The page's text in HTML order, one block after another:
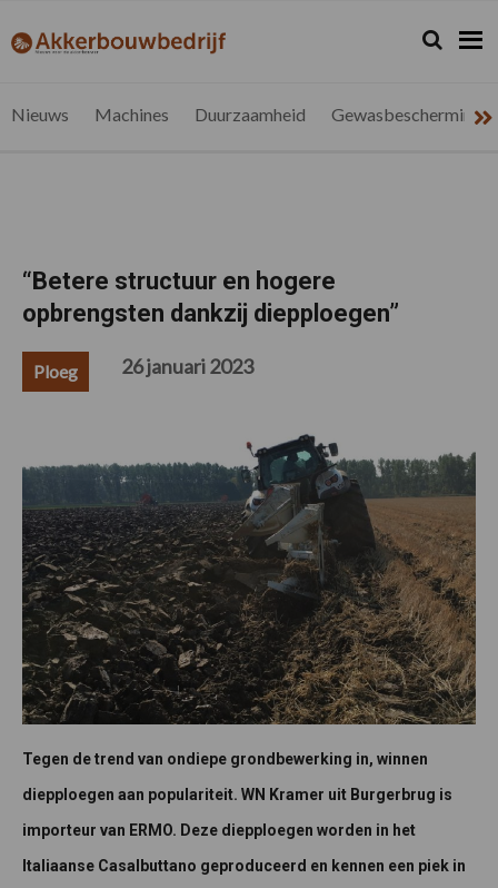
de
de
de
de
akkerbouwbedrijf.be
Nieuws
Zoeken...
Zoek
Nieuws Machines Duurzaamheid Gewasbescherming
“Betere structuur en hogere
opbrengsten dankzij diepploegen”
Ploeg 26 januari 2023
Tegen de trend van ondiepe grondbewerking in, winnen
diepploegen aan populariteit. WN Kramer uit Burgerbrug is
importeur van ERMO. Deze diepploegen worden in het
Italiaanse Casalbuttano geproduceerd en kennen een piek in